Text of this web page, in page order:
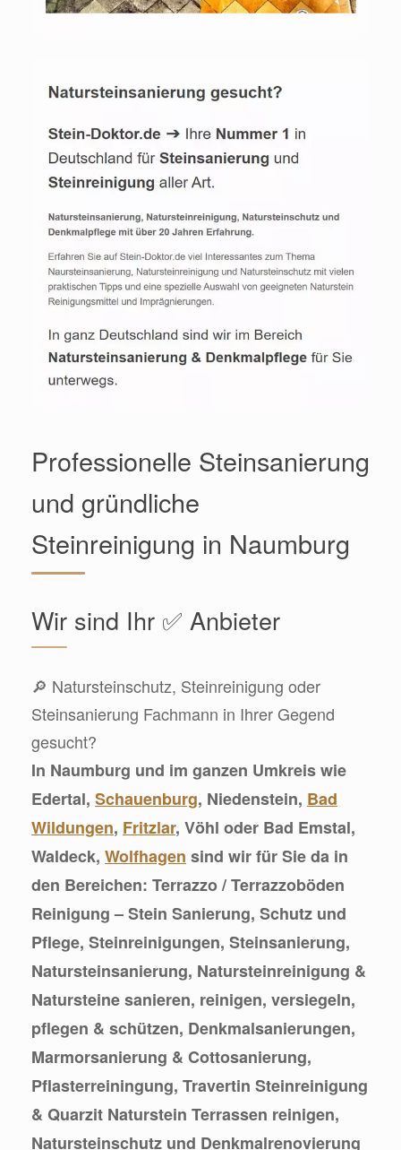
Professionelle Steinsanierung
und gründliche
Steinreinigung in Naumburg
Wir sind Ihr ✅ Anbieter
🔎 Natursteinschutz, Steinreinigung oder
Steinsanierung Fachmann in Ihrer Gegend
gesucht?
In Naumburg und im ganzen Umkreis wie
Edertal, Schauenburg, Niedenstein, Bad
Wildungen, Fritzlar, Vöhl oder Bad Emstal,
Waldeck, Wolfhagen sind wir für Sie da in
den Bereichen: Terrazzo / Terrazzoböden
Reinigung – Stein Sanierung, Schutz und
Pflege, Steinreinigungen, Steinsanierung,
Natursteinsanierung, Natursteinreinigung &
Natursteine sanieren, reinigen, versiegeln,
pflegen & schützen, Denkmalsanierungen,
Marmorsanierung & Cottosanierung,
Pflasterreiningung, Travertin Steinreinigung
& Quarzit Naturstein Terrassen reinigen,
Natursteinschutz und Denkmalrenovierung